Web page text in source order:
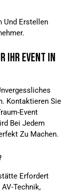
Und Erstellen
Ihr Event In
Kontaktieren Sie
Event
Bei Jedem
Zu Machen.
Erfordert
Technik,